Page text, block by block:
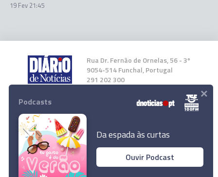
19 Fev 21:45
Rua Dr. Fernão de Ornelas, 56 - 3º
9054-514 Funchal, Portugal
291 202 300
Instale a nossa App
© 2023 Empresa Diário de Notícias, Lda.
Podcasts
Da espada às curtas
Ouvir Podcast
×